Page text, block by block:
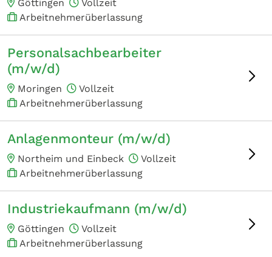
Göttingen
Vollzeit
Arbeitnehmerüberlassung
Personalsachbearbeiter
(m/w/d)
Moringen
Vollzeit
Arbeitnehmerüberlassung
Anlagenmonteur (m/w/d)
Northeim und Einbeck
Vollzeit
Arbeitnehmerüberlassung
Industriekaufmann (m/w/d)
Göttingen
Vollzeit
Arbeitnehmerüberlassung